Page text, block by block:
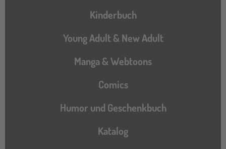
Hauptnavigation
Kinderbuch
Young Adult & New Adult
Manga & Webtoons
Comics
Humor und Geschenkbuch
Katalog
Katalog